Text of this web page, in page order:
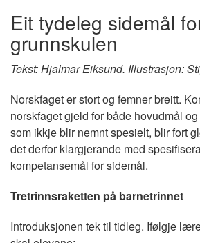
Eit tydeleg sidemål
grunnskulen
Tekst: Hjalmar Eiksund. Illustrasjon:
Norskfaget er stort og femner breitt.
norskfaget gjeld for både hovudmål
som ikkje blir nemnt spesielt, blir fort
det derfor klargjerande med
kompetansemål for sidemål.
Tretrinnsraketten på barnetrinnet
Introduksjonen tek til tidleg. Ifølgje